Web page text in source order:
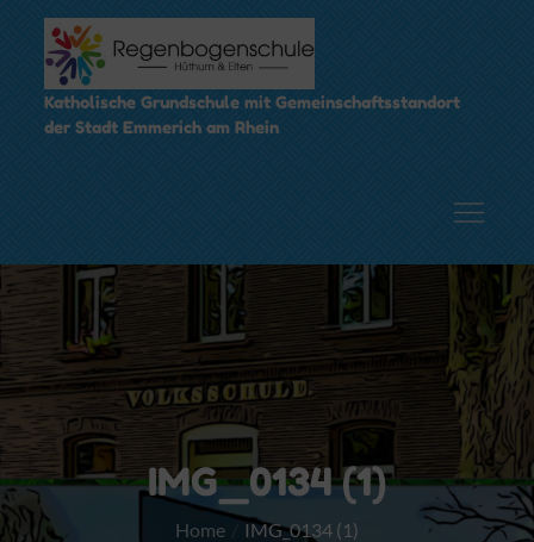
content
Katholische Grundschule mit Gemeinschaftsstandort
der Stadt Emmerich am Rhein
IMG_0134 (1)
Home IMG_0134 (1)